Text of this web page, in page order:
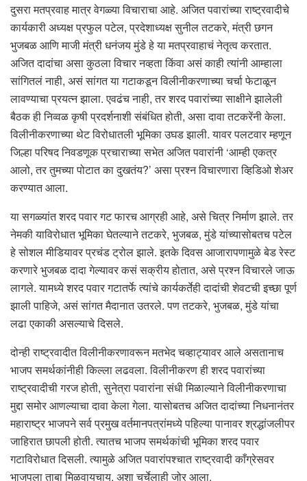
दुसरा मतप्रवाह मात्र वेगळ्या विचाराचा आहे. अजित पवारांच्या राष्ट्रवादीचे
कार्यकारी अध्यक्ष प्रफुल पटेल, प्रदेशाध्यक्ष सुनील तटकरे, मंत्री छगन
भुजबळ आणि माजी मंत्री धनंजय मुंडे हे या मतप्रवाहाचं नेतृत्व करतात.
अजित दादांचा असा कुठला विचार नव्हता किंवा असं काही त्यांनी आम्हाला
सांगितलं नाही, असं सांगत या गटाकडून विलीनीकरणाच्या चर्चा फेटाळून
लावण्याचा प्रयत्न झाला. एवढंच नाही, तर शरद पवारांच्या साक्षीने झालेली
बैठक ही निव्वळ कृषी प्रदर्शनाशी संबंधित होती, असा दावा तटकरेंनी केला.
विलीनीकरणाच्या थेट विरोधातली भूमिका उघड झाली. यावर पलटवार म्हणून
जिल्हा परिषद निवडणूक प्रचाराच्या सभेत अजित पवारांनी ‘आम्ही एकत्र
आलो, तर तुमच्या पोटात का दुखतंय?’ असा प्रश्न विचारणारा व्हिडिओ शेअर
करण्यात आला.
या सगळ्यांत शरद पवार गट फारच आग्रही आहे, असे चित्र निर्माण झाले. तर
नेमकी याविरोधात भूमिका घेतल्याने तटकरे, भुजबळ, मुंडे यांच्यासोबतच पटेल
हे सोशल मीडियावर प्रचंड ट्रोल झाले. इतके दिवस आजारापणामुळे बेड रेस्ट
करणारे भुजबळ दादा गेल्यावर कसं सक्रीय होतात, असे प्रश्न विचारले जाऊ
लागले. यामध्ये शरद पवार गटातर्फे त्यांचे कार्यकर्तेही दादांची शेवटची इच्छा पूर्ण
झाली पाहिजे, असं सांगत मैदानात उतरले. पण तटकरे, भुजबळ, मुंडे यांचा
लढा एकाकी असल्याचे दिसले.
दोन्ही राष्ट्रवादीत विलीनीकरणावरून मतभेद चव्हाट्यावर आले असतानाच
भाजप समर्थकांनीही किल्ला लढवला. विलीनीकरण ही शरद पवारांच्या
राष्ट्रवादीची गरज होती, सुनेत्रा पवारांना संधी मिळाल्याने विलीनीकरणाचा
मुद्दा समोर आणल्याचा दावा केला गेला. यासोबतच अजित दादांच्या निधनानंतर
महाराष्ट्र भाजपने सर्व प्रमुख वर्तमानपत्रांमध्ये पहिल्या पानावर श्रद्धांजलीपर
जाहिरात छापली होती. त्यातच भाजप समर्थकांची भूमिका शरद पवार
गटाविरोधात दिसली. त्यामुळे अजित पवारांपश्चात राष्ट्रवादी काँग्रेसवर
भाजपला ताबा मिळवायचाय, अशा चर्चेलाही जोर आला.